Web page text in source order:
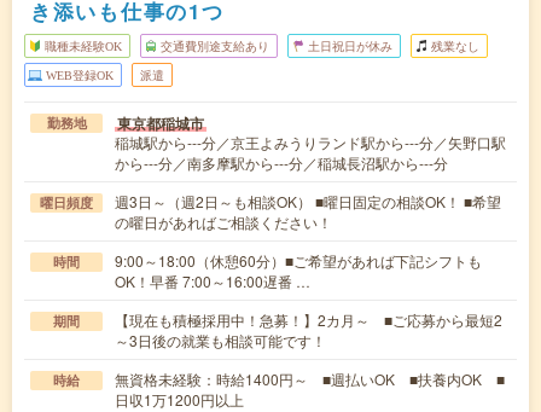
き添いも仕事の1つ
職種未経験OK 交通費別途支給あり 土日祝日が休み 残業なし
WEB登録OK 派遣
勤務地 東京都稲城市
稲城駅から---分／京王よみうりランド駅から---分／矢野口駅
から---分／南多摩駅から---分／稲城長沼駅から---分
曜日頻度
週3日～（週2日～も相談OK） ■曜日固定の相談OK！ ■希望
の曜日があればご相談ください！
時間
9:00～18:00（休憩60分）■ご希望があれば下記シフトも
OK！早番 7:00～16:00遅番 …
期間
【現在も積極採用中！急募！】2カ月～ ■ご応募から最短2
～3日後の就業も相談可能です！
時給
無資格未経験：時給1400円～ ■週払いOK ■扶養内OK ■
日収1万1200円以上